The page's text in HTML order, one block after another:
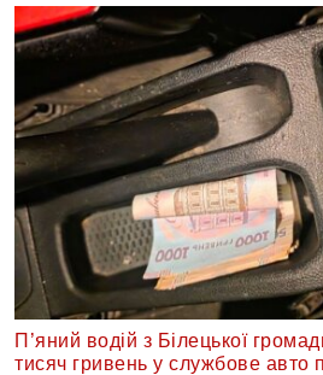
П’яний водій з Білецької
тисяч гривень у службове авто